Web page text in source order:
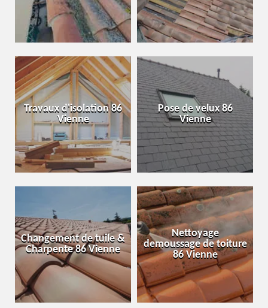
Travaux d'isolation 86
Vienne
Pose de velux 86
Vienne
Changement de tuile &
Charpente 86 Vienne
Nettoyage
demoussage de toiture
86 Vienne